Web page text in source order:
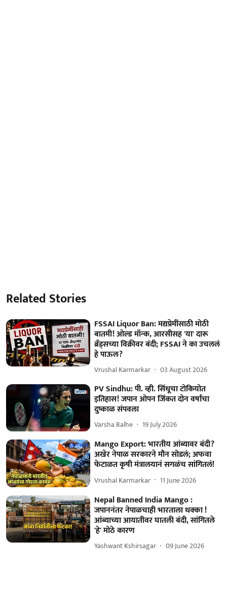
Related Stories
FSSAI Liquor Ban: मद्यप्रेमींसाठी मोठी
बातमी! ओल्ड मॉन्क, आरसीसह 'या' दारू
ब्रँड्सच्या विक्रीवर बंदी; FSSAI ने का उचललं
हे पाऊल?
Vrushal Karmarkar 03 August 2026
PV Sindhu: पी. व्ही. सिंधूचा टोकियोत
इतिहास! जपान ओपन जिंकत दोन वर्षांचा
दुष्काळ संपवला
Varsha Balhe 19 July 2026
Mango Export: भारतीय आंब्यावर बंदी?
अखेर नेपाळ सरकारने मौन सोडलं; अफवा
फेटाळत कृषी मंत्रालयानं सगळंच सांगितलं!
Vrushal Karmarkar 11 June 2026
Nepal Banned India Mango :
जपाननंतर नेपाळचाही भारताला धक्का !
आंब्याच्या आयातीवर घातली बंदी, सांगितले
'हे' मोठे कारण
Yashwant Kshirsagar 09 June 2026